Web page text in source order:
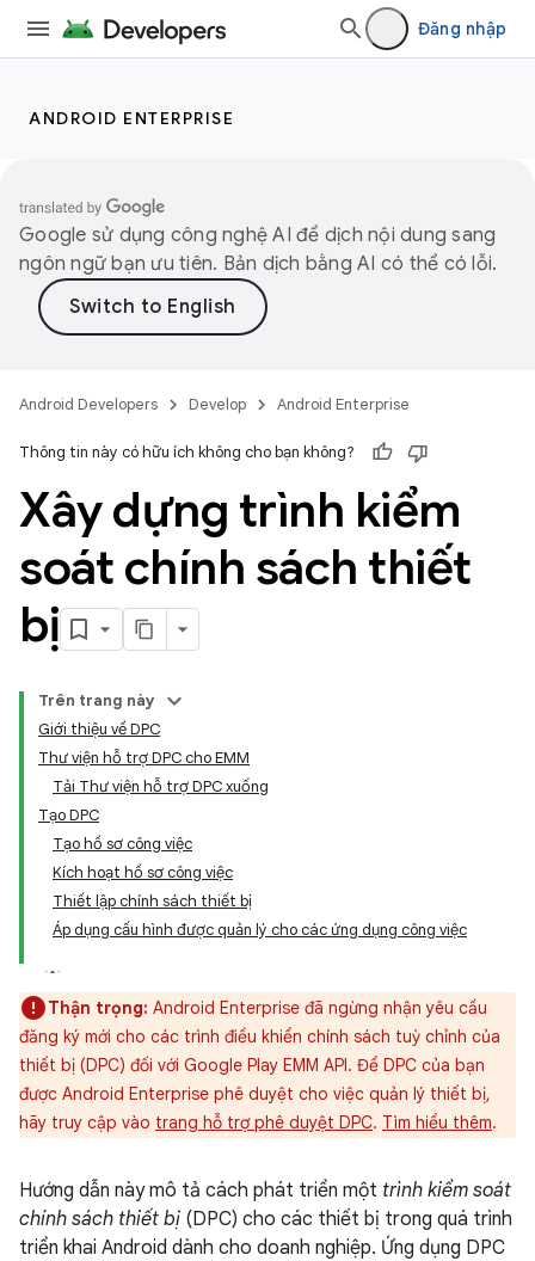
Đăng nhập
ANDROID ENTERPRISE
Google sử dụng công nghệ AI để dịch nội dung sang
ngôn ngữ bạn ưu tiên. Bản dịch bằng AI có thể có lỗi.
Android Developers Develop Android Enterprise
Thông tin này có hữu ích không cho bạn không?
Xây dựng trình kiểm
soát chính sách thiết
bị
Trên trang này
Giới thiệu về DPC
Thư viện hỗ trợ DPC cho EMM
Tải Thư viện hỗ trợ DPC xuống
Tạo DPC
Tạo hồ sơ công việc
Kích hoạt hồ sơ công việc
Thiết lập chính sách thiết bị
Áp dụng cấu hình được quản lý cho các ứng dụng công việc
Thận trọng: Android Enterprise đã ngừng nhận yêu cầu
đăng ký mới cho các trình điều khiển chính sách tuỳ chỉnh của
thiết bị (DPC) đối với Google Play EMM API. Để DPC của bạn
được Android Enterprise phê duyệt cho việc quản lý thiết bị,
hãy truy cập vào trang hỗ trợ phê duyệt DPC. Tìm hiểu thêm.
Hướng dẫn này mô tả cách phát triển một trình kiểm soát
chính sách thiết bị (DPC) cho các thiết bị trong quá trình
triển khai Android dành cho doanh nghiệp. Ứng dụng DPC